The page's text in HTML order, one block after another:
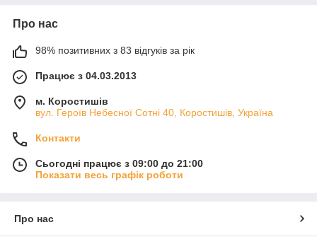
Про нас
98% позитивних з 83 відгуків за рік
Працює з 04.03.2013
м. Коростишів
вул. Героїв Небесної Сотні 40, Коростишів, Україна
Контакти
Сьогодні працює з 09:00 до 21:00
Показати весь графік роботи
Про нас